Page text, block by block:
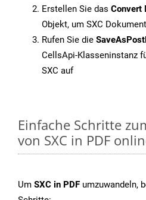
Erstellen Sie das Convert
Objekt, um SXC
Rufen Sie die
CellsApi-Klasseninstanz
SXC auf
Einfache Schritte
von SXC in PDF
Um SXC in PDF umzuwandeln,